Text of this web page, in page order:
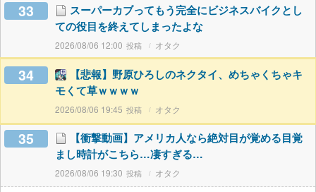
33
スーパーカブってもう完全にビジネスバイクとし
ての役目を終えてしまったよな
2026/08/06 12:00 オタク
34
【悲報】野原ひろしのネクタイ、めちゃくちゃキ
モくて草ｗｗｗｗ
2026/08/06 19:45 オタク
35
【衝撃動画】アメリカ人なら絶対目が覚める目覚
まし時計がこちら…凄すぎる…
2026/08/06 19:30 オタク